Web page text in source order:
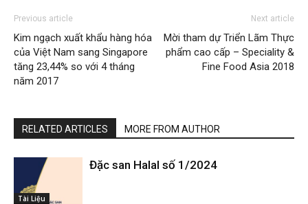
Previous article
Kim ngạch xuất khẩu hàng hóa
của Việt Nam sang Singapore
tăng 23,44% so với 4 tháng
năm 2017
Next article
Mời tham dự Triển Lãm Thực
phẩm cao cấp – Speciality &
Fine Food Asia 2018
RELATED ARTICLES MORE FROM AUTHOR
Tài Liệu
Đặc san Halal số 1/2024